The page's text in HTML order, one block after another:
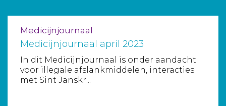
Medicijnjournaal
Medicijnjournaal april 2023
In dit Medicijnjournaal is onder aandacht
voor illegale afslankmiddelen, interacties
met Sint Janskr...